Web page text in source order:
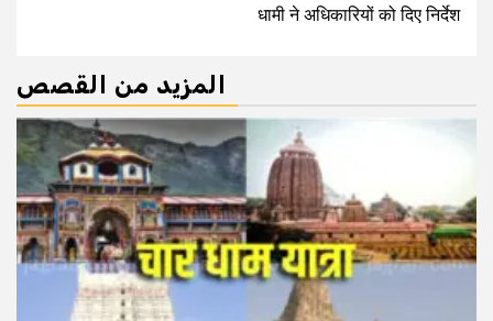
धामी ने अधिकारियों को दिए निर्देश
المزيد من القصص